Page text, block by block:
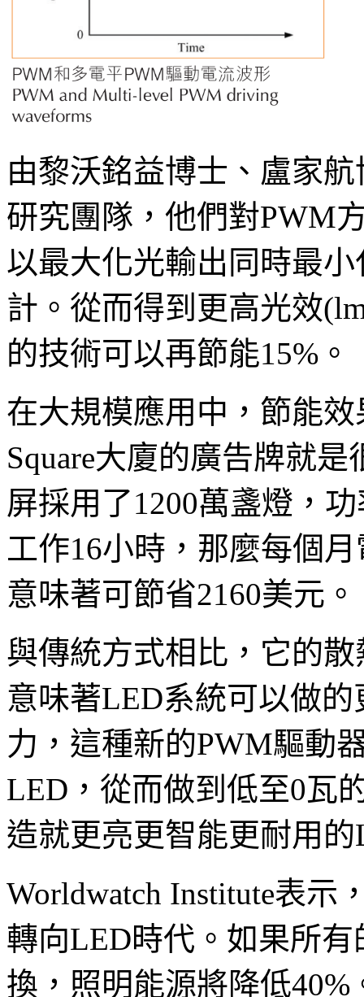
由黎沃銘益博士、盧家
研究團隊，他們對PWM
以最大化光輸出同時最
計。從而得到更高光效
的技術可以再節能15%。
在大規模應用中，節能效
Square大廈的廣告牌就
屏採用了1200萬盞燈，
工作16小時，那麼每個
意味著可節省2160美元。
與傳統方式相比，它的
意味著LED系統可以做
力，這種新的PWM驅動
LED，從而做到低至0瓦
造就更亮更智能更耐用
Worldwatch Institute表示
轉向LED時代。如果所
換，照明能源將降低40%